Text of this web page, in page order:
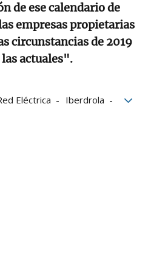
de ese calendario de
empresas propietarias
circunstancias de 2019
actuales".
Eléctrica
Iberdrola